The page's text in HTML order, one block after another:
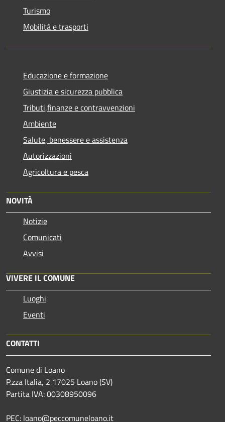
Turismo
Mobilità e trasporti
Educazione e formazione
Giustizia e sicurezza pubblica
Tributi,finanze e contravvenzioni
Ambiente
Salute, benessere e assistenza
Autorizzazioni
Agricoltura e pesca
NOVITÀ
Notizie
Comunicati
Avvisi
VIVERE IL COMUNE
Luoghi
Eventi
CONTATTI
Comune di Loano
P.zza Italia, 2 17025 Loano (SV)
Partita IVA: 00308950096
PEC: loano@peccomuneloano.it